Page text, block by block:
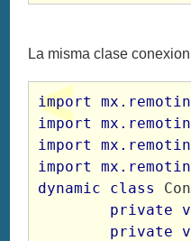
La misma clase conexion
import
import
import
import
dynamic class
private
private